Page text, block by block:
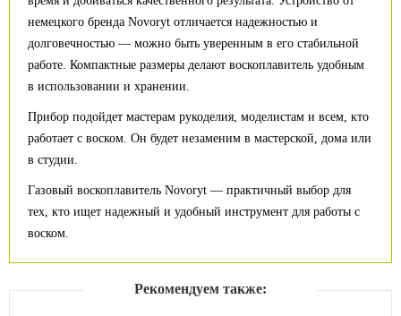
немецкого бренда Novoryt отличается надежностью и
долговечностью — можно быть уверенным в его стабильной
работе. Компактные размеры делают воскоплавитель удобным
в использовании и хранении.
Прибор подойдет мастерам рукоделия, моделистам и всем, кто
работает с воском. Он будет незаменим в мастерской, дома или
в студии.
Газовый воскоплавитель Novoryt — практичный выбор для
тех, кто ищет надежный и удобный инструмент для работы с
воском.
Рекомендуем также: